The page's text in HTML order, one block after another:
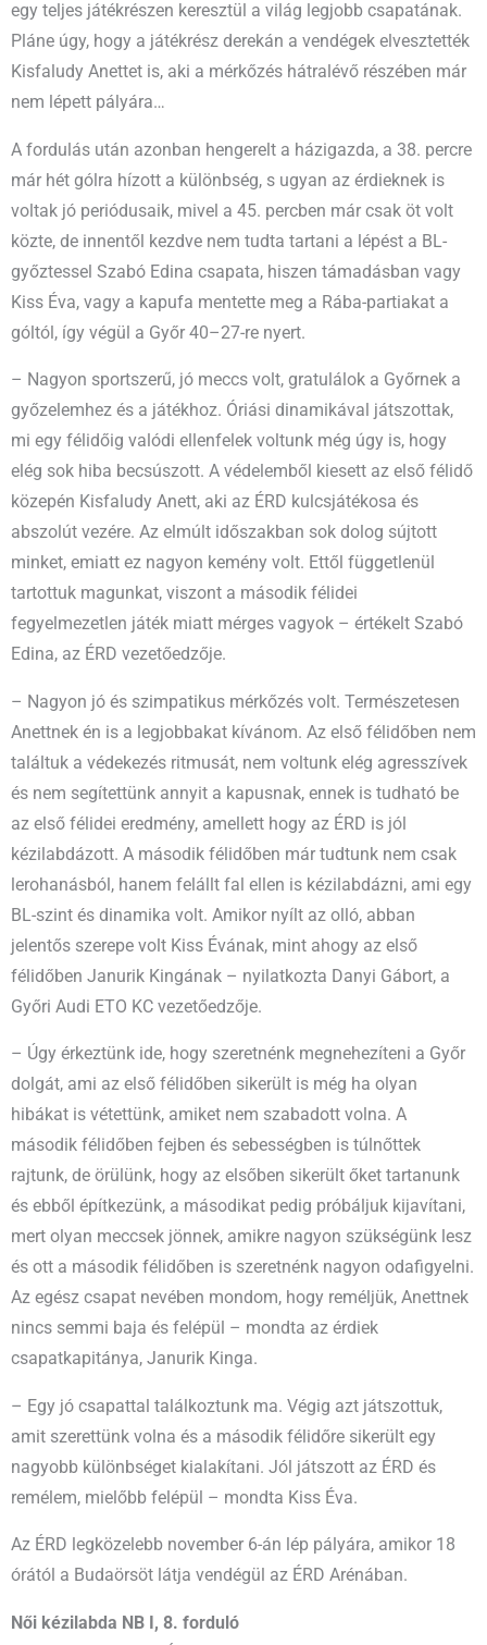
egy teljes játékrészen keresztül a világ legjobb csapatának.
Pláne úgy, hogy a játékrész derekán a vendégek elvesztették
Kisfaludy Anettet is, aki a mérkőzés hátralévő részében már
nem lépett pályára…
A fordulás után azonban hengerelt a házigazda, a 38. percre
már hét gólra hízott a különbség, s ugyan az érdieknek is
voltak jó periódusaik, mivel a 45. percben már csak öt volt
közte, de innentől kezdve nem tudta tartani a lépést a BL-
győztessel Szabó Edina csapata, hiszen támadásban vagy
Kiss Éva, vagy a kapufa mentette meg a Rába-partiakat a
góltól, így végül a Győr 40–27-re nyert.
– Nagyon sportszerű, jó meccs volt, gratulálok a Győrnek a
győzelemhez és a játékhoz. Óriási dinamikával játszottak,
mi egy félidőig valódi ellenfelek voltunk még úgy is, hogy
elég sok hiba becsúszott. A védelemből kiesett az első félidő
közepén Kisfaludy Anett, aki az ÉRD kulcsjátékosa és
abszolút vezére. Az elmúlt időszakban sok dolog sújtott
minket, emiatt ez nagyon kemény volt. Ettől függetlenül
tartottuk magunkat, viszont a második félidei
fegyelmezetlen játék miatt mérges vagyok – értékelt Szabó
Edina, az ÉRD vezetőedzője.
– Nagyon jó és szimpatikus mérkőzés volt. Természetesen
Anettnek én is a legjobbakat kívánom. Az első félidőben nem
találtuk a védekezés ritmusát, nem voltunk elég agresszívek
és nem segítettünk annyit a kapusnak, ennek is tudható be
az első félidei eredmény, amellett hogy az ÉRD is jól
kézilabdázott. A második félidőben már tudtunk nem csak
lerohanásból, hanem felállt fal ellen is kézilabdázni, ami egy
BL-szint és dinamika volt. Amikor nyílt az olló, abban
jelentős szerepe volt Kiss Évának, mint ahogy az első
félidőben Janurik Kingának – nyilatkozta Danyi Gábort, a
Győri Audi ETO KC vezetőedzője.
– Úgy érkeztünk ide, hogy szeretnénk megnehezíteni a Győr
dolgát, ami az első félidőben sikerült is még ha olyan
hibákat is vétettünk, amiket nem szabadott volna. A
második félidőben fejben és sebességben is túlnőttek
rajtunk, de örülünk, hogy az elsőben sikerült őket tartanunk
és ebből építkezünk, a másodikat pedig próbáljuk kijavítani,
mert olyan meccsek jönnek, amikre nagyon szükségünk lesz
és ott a második félidőben is szeretnénk nagyon odafigyelni.
Az egész csapat nevében mondom, hogy reméljük, Anettnek
nincs semmi baja és felépül – mondta az érdiek
csapatkapitánya, Janurik Kinga.
– Egy jó csapattal találkoztunk ma. Végig azt játszottuk,
amit szerettünk volna és a második félidőre sikerült egy
nagyobb különbséget kialakítani. Jól játszott az ÉRD és
remélem, mielőbb felépül – mondta Kiss Éva.
Az ÉRD legközelebb november 6-án lép pályára, amikor 18
órától a Budaörsöt látja vendégül az ÉRD Arénában.
Női kézilabda NB I, 8. forduló